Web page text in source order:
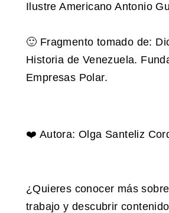
Ilustre Americano Antonio
🙂 Fragmento tomado de:
Historia de Venezuela.
Empresas Polar.
❤️ Autora: Olga Santeliz
¿Quieres conocer más
trabajo y descubrir